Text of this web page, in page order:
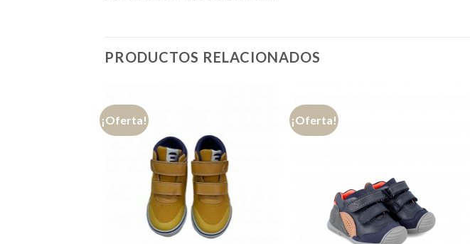
PRODUCTOS RELACIONADOS
¡Oferta! ¡Oferta!